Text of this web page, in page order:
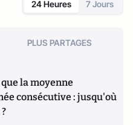
24 Heures 7 Jours
PLUS PARTAGES
la moyenne
consécutive : jusqu'où